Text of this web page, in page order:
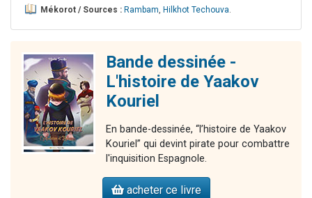
Mékorot / Sources : Rambam, Hilkhot Techouva.
Bande dessinée -
L'histoire de Yaakov
Kouriel
En bande-dessinée, “l’histoire de Yaakov
Kouriel” qui devint pirate pour combattre
l'inquisition Espagnole.
acheter ce livre